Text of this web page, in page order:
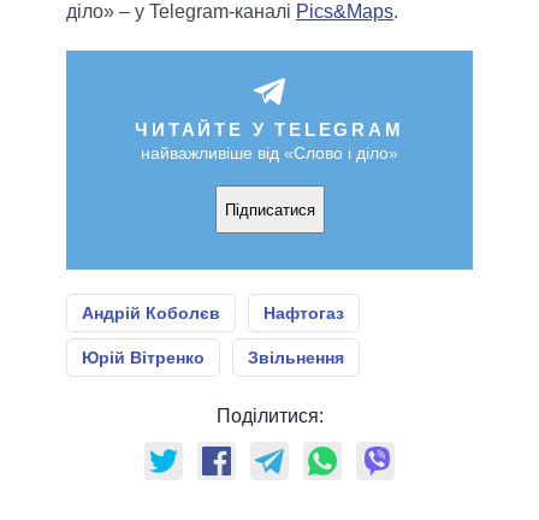
діло» – у Telegram-каналі Pics&Maps.
ЧИТАЙТЕ У TELEGRAM
найважливіше від «Слово і діло»
Підписатися
Андрій Коболєв Нафтогаз
Юрій Вітренко Звільнення
Поділитися: